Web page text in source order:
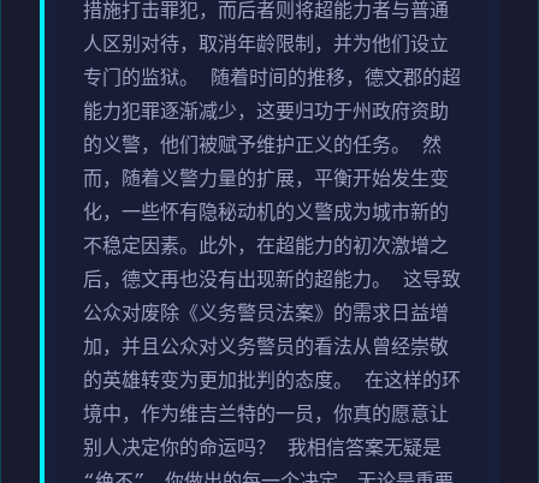
措施打击罪犯，而后者则将超能力者与普通
人区别对待，取消年龄限制，并为他们设立
专门的监狱。 随着时间的推移，德文郡的超
能力犯罪逐渐减少，这要归功于州政府资助
的义警，他们被赋予维护正义的任务。 然
而，随着义警力量的扩展，平衡开始发生变
化，一些怀有隐秘动机的义警成为城市新的
不稳定因素。此外，在超能力的初次激增之
后，德文再也没有出现新的超能力。 这导致
公众对废除《义务警员法案》的需求日益增
加，并且公众对义务警员的看法从曾经崇敬
的英雄转变为更加批判的态度。 在这样的环
境中，作为维吉兰特的一员，你真的愿意让
别人决定你的命运吗？ 我相信答案无疑是